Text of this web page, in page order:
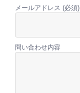
メールアドレス (必須)
問い合わせ内容